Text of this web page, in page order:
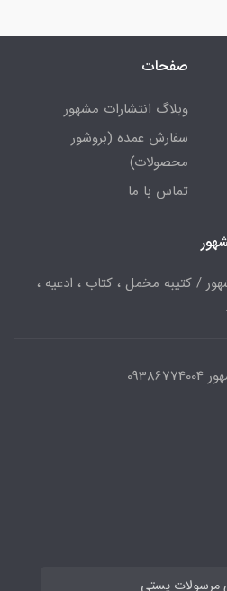
صفحات
وبلاگ انتشارات مشهور
سفارش عمده (بروشور
محصولات)
تماس با ما
/ کتیبه مخمل ، کتاب ، ادعیه ،
مرسولات پستی